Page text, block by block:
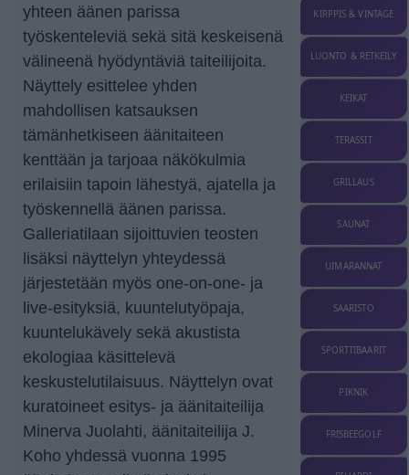
yhteen äänen parissa
työskenteleviä sekä sitä keskeisenä
välineenä hyödyntäviä taiteilijoita.
Näyttely esittelee yhden
mahdollisen katsauksen
tämänhetkiseen äänitaiteen
kenttään ja tarjoaa näkökulmia
erilaisiin tapoin lähestyä, ajatella ja
työskennellä äänen parissa.
Galleriatilaan sijoittuvien teosten
lisäksi näyttelyn yhteydessä
järjestetään myös one-on-one- ja
live-esityksiä, kuuntelutyöpaja,
kuuntelukävely sekä akustista
ekologiaa käsittelevä
keskustelutilaisuus. Näyttelyn ovat
kuratoineet esitys- ja äänitaiteilija
Minerva Juolahti, äänitaiteilija J.
Koho yhdessä vuonna 1995
KIRPPIS & VINTAGE
LUONTO & RETKEILY
KEIKAT
TERASSIT
GRILLAUS
SAUNAT
UIMARANNAT
SAARISTO
SPORTTIBAARIT
PIKNIK
FRISBEEGOLF